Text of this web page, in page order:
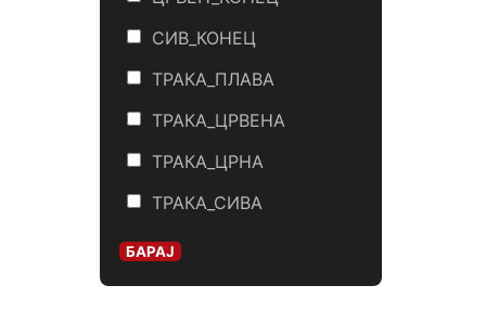
СИВ_КОНЕЦ
ТРАКА_ПЛАВА
ТРАКА_ЦРВЕНА
ТРАКА_ЦРНА
ТРАКА_СИВА
БАРАЈ